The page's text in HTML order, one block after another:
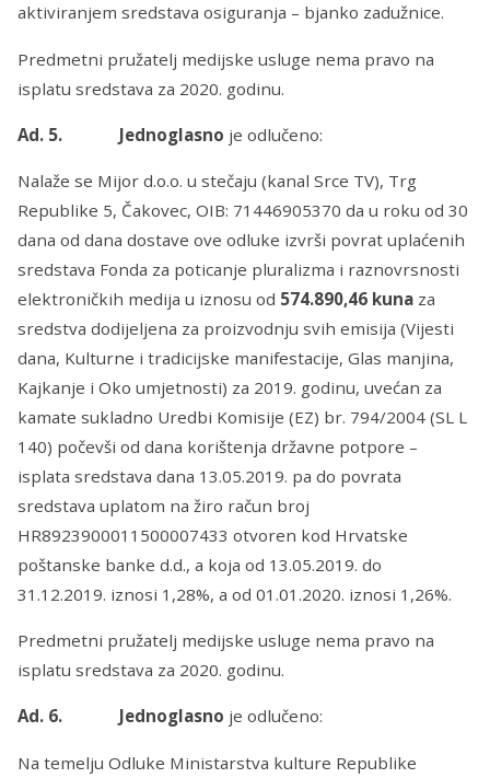
aktiviranjem sredstava osiguranja – bjanko zadužnice.
Predmetni pružatelj medijske usluge nema pravo na
isplatu sredstava za 2020. godinu.
Ad. 5. Jednoglasno je odlučeno:
Nalaže se Mijor d.o.o. u stečaju (kanal Srce TV), Trg
Republike 5, Čakovec, OIB: 71446905370 da u roku od 30
dana od dana dostave ove odluke izvrši povrat uplaćenih
sredstava Fonda za poticanje pluralizma i raznovrsnosti
elektroničkih medija u iznosu od 574.890,46 kuna za
sredstva dodijeljena za proizvodnju svih emisija (Vijesti
dana, Kulturne i tradicijske manifestacije, Glas manjina,
Kajkanje i Oko umjetnosti) za 2019. godinu, uvećan za
kamate sukladno Uredbi Komisije (EZ) br. 794/2004 (SL L
140) počevši od dana korištenja državne potpore –
isplata sredstava dana 13.05.2019. pa do povrata
sredstava uplatom na žiro račun broj
HR8923900011500007433 otvoren kod Hrvatske
poštanske banke d.d., a koja od 13.05.2019. do
31.12.2019. iznosi 1,28%, a od 01.01.2020. iznosi 1,26%.
Predmetni pružatelj medijske usluge nema pravo na
isplatu sredstava za 2020. godinu.
Ad. 6. Jednoglasno je odlučeno:
Na temelju Odluke Ministarstva kulture Republike